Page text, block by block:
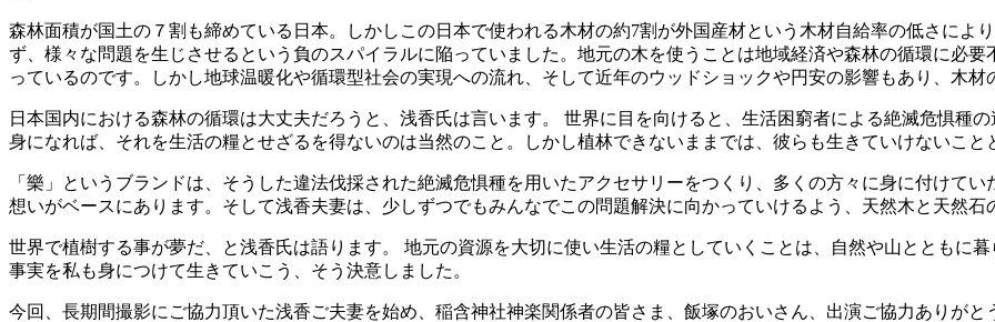
森林面積が国土の７割も締めている日本。しかしこの日本で使われる木材の約7割が外国産材という木材自給率の低さによ
ず、様々な問題を生じさせるという負のスパイラルに陥っていました。地元の木を使うことは地域経済や森林の循環に必
っているのです。しかし地球温暖化や循環型社会の実現への流れ、そして近年のウッドショックや円安の影響もあり、木
日本国内における森林の循環は大丈夫だろうと、浅香氏は言います。 世界に目を向けると、生活困窮者による絶滅危惧種
身になれば、それを生活の糧とせざるを得ないのは当然のこと。しかし植林できないままでは、彼らも生きていけないこと
「樂」というブランドは、そうした違法伐採された絶滅危惧種を用いたアクセサリーをつくり、多くの方々に身に付けて
想いがベースにあります。そして浅香夫妻は、少しずつでもみんなでこの問題解決に向かっていけるよう、天然木と天然
世界で植樹する事が夢だ、と浅香氏は語ります。 地元の資源を大切に使い生活の糧としていくことは、自然や山とともに
事実を私も身につけて生きていこう、そう決意しました。
今回、長期間撮影にご協力頂いた浅香ご夫妻を始め、稲含神社神楽関係者の皆さま、飯塚のおいさん、出演ご協力ありがと